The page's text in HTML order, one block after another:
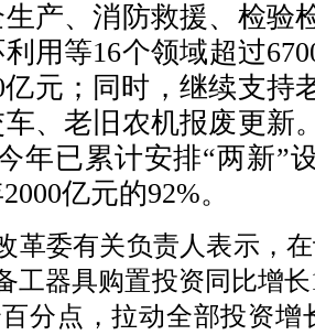
生产、消防救援、检验
用等16个领域超过
亿元；同时，继续支持
、老旧农机报废更新
年已累计安排“两新”
亿元的92%。
革委有关负责人表示，
工器具购置投资同比增长
分点，拉动全部投资增